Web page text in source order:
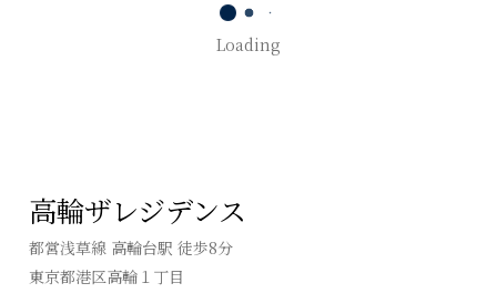
Loading
高輪ザレジデンス
都営浅草線 高輪台駅 徒歩8分
東京都港区高輪１丁目